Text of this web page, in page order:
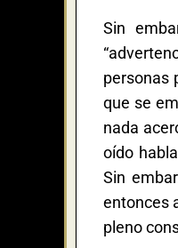
Sin
personas
que se
nada
oído
Sin
entonces
pleno